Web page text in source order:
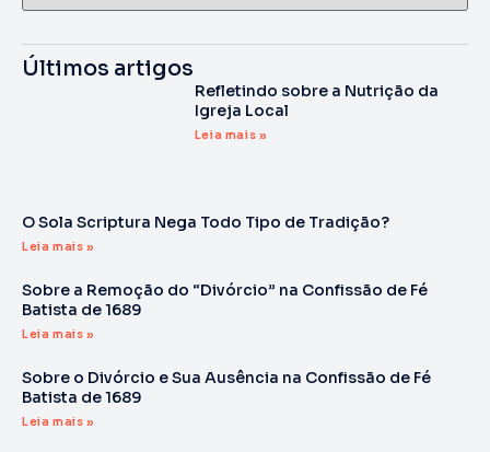
Últimos artigos
Refletindo sobre a Nutrição da
Igreja Local
Leia mais »
O Sola Scriptura Nega Todo Tipo de Tradição?
Leia mais »
Sobre a Remoção do “Divórcio” na Confissão de Fé
Batista de 1689
Leia mais »
Sobre o Divórcio e Sua Ausência na Confissão de Fé
Batista de 1689
Leia mais »